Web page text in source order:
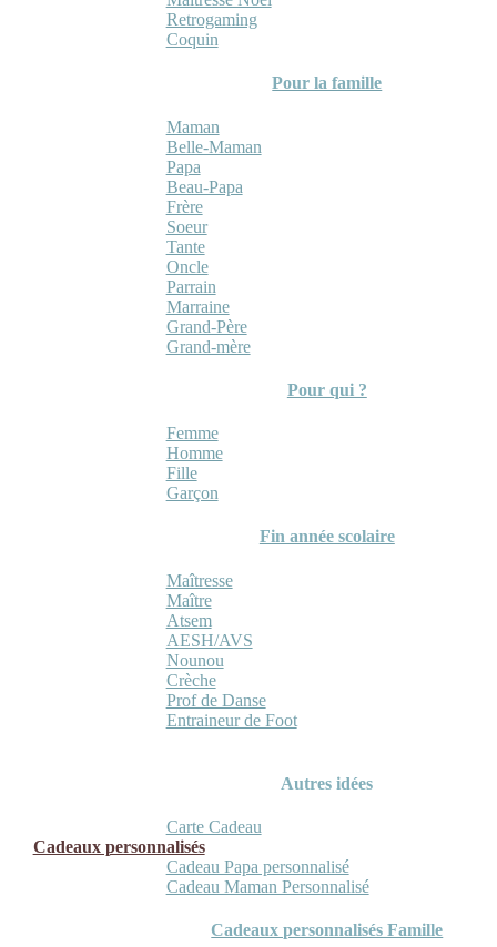
Retrogaming
Coquin
Pour la famille
Maman
Belle-Maman
Papa
Beau-Papa
Frère
Soeur
Tante
Oncle
Parrain
Marraine
Grand-Père
Grand-mère
Pour qui ?
Femme
Homme
Fille
Garçon
Fin année scolaire
Maîtresse
Maître
Atsem
AESH/AVS
Nounou
Crèche
Prof de Danse
Entraineur de Foot
Autres idées
Carte Cadeau
Cadeaux personnalisés
Cadeau Papa personnalisé
Cadeau Maman Personnalisé
Cadeaux personnalisés Famille